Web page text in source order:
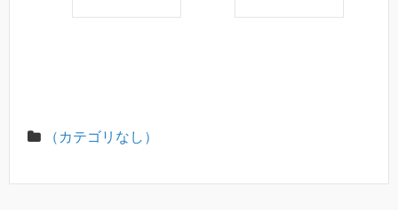
（カテゴリなし）